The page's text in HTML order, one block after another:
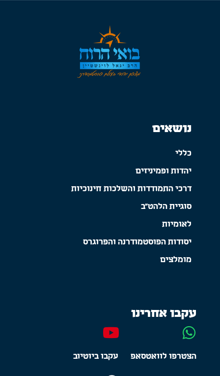
נושאים
כללי
יהדות ופמיניזים
דרכי התמודדות והשלכות חינוכיות
סוגיית הלהט"ב
לאומיות
יסודות הפוסטמודרנה והפרוגרס
מומלצים
עקבו אחרינו
הצטרפו לוואטסאפ עקבו ביוטיוב